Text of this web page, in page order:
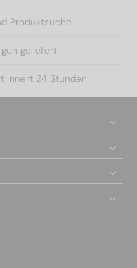
Produktsuche
geliefert
innert 24 Stunden